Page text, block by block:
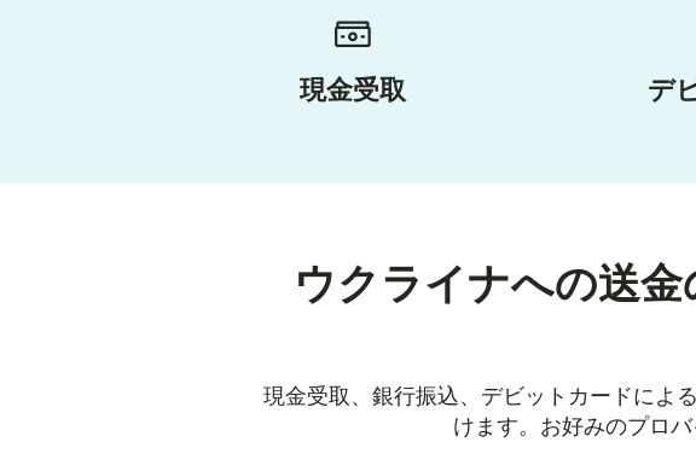
現金受取 デ
ウクライナへの送
現金受取、銀行振込、デビットカードによ
けます。お好みのプロ